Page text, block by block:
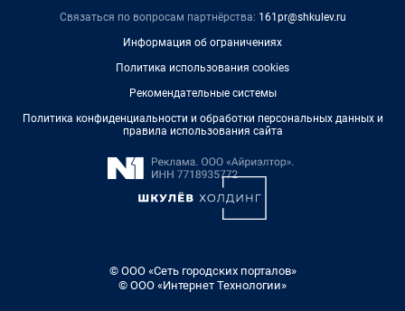
Связаться по вопросам партнёрства: 161pr@shkulev.ru
Информация об ограничениях
Политика использования cookies
Рекомендательные системы
Политика конфиденциальности и обработки персональных данных и
правила использования сайта
© ООО «Сеть городских порталов»
© ООО «Интернет Технологии»